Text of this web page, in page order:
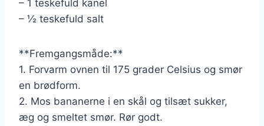
– 1 teskefuld kanel
– ½ teskefuld salt
**Fremgangsmåde:**
1. Forvarm ovnen til 175 grader Celsius og smør
en brødform.
2. Mos bananerne i en skål og tilsæt sukker,
æg og smeltet smør. Rør godt.